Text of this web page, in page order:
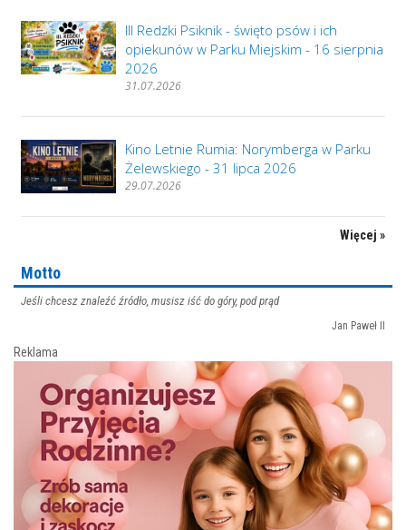
III Redzki Psiknik - święto psów i ich
opiekunów w Parku Miejskim - 16 sierpnia
2026
31.07.2026
Kino Letnie Rumia: Norymberga w Parku
Żelewskiego - 31 lipca 2026
29.07.2026
Więcej »
Motto
Jeśli chcesz znaleźć źródło, musisz iść do góry, pod prąd
Jan Paweł II
Reklama